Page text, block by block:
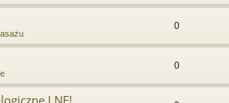
0
0